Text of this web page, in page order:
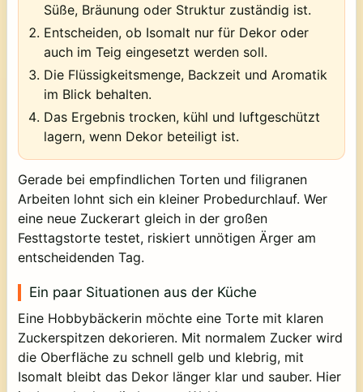
Süße, Bräunung oder Struktur zuständig ist.
Entscheiden, ob Isomalt nur für Dekor oder
auch im Teig eingesetzt werden soll.
Die Flüssigkeitsmenge, Backzeit und Aromatik
im Blick behalten.
Das Ergebnis trocken, kühl und luftgeschützt
lagern, wenn Dekor beteiligt ist.
Gerade bei empfindlichen Torten und filigranen
Arbeiten lohnt sich ein kleiner Probedurchlauf. Wer
eine neue Zuckerart gleich in der großen
Festtagstorte testet, riskiert unnötigen Ärger am
entscheidenden Tag.
Ein paar Situationen aus der Küche
Eine Hobbybäckerin möchte eine Torte mit klaren
Zuckerspitzen dekorieren. Mit normalem Zucker wird
die Oberfläche zu schnell gelb und klebrig, mit
Isomalt bleibt das Dekor länger klar und sauber. Hier